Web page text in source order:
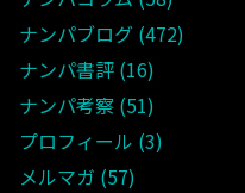
ナンパブログ 472
ナンパ書評 16
ナンパ考察 51
プロフィール 3
メルマガ 57